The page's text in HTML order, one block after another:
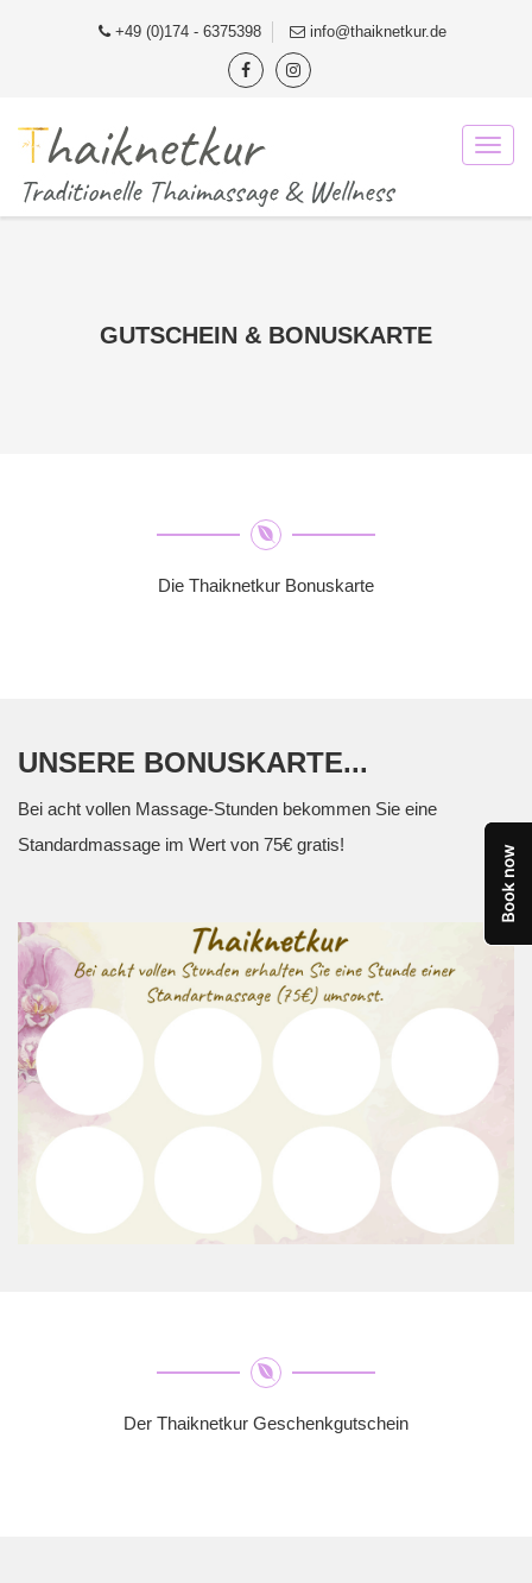
+49 (0)174 - 6375398 info@thaiknetkur.de
GUTSCHEIN & BONUSKARTE
Die Thaiknetkur Bonuskarte
UNSERE BONUSKARTE...
Bei acht vollen Massage-Stunden bekommen Sie eine
Standardmassage im Wert von 75€ gratis!
Der Thaiknetkur Geschenkgutschein